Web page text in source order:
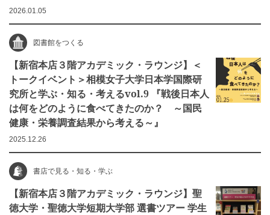
2026.01.05
図書館をつくる
【新宿本店３階アカデミック・ラウンジ】＜
トークイベント＞相模女子大学日本学国際研
究所と学ぶ・知る・考えるvol.9 『戦後日本人
は何をどのように食べてきたのか？ ～国民
健康・栄養調査結果から考える～』
2025.12.26
書店で見る・知る・学ぶ
【新宿本店３階アカデミック・ラウンジ】聖
徳大学・聖徳大学短期大学部 選書ツアー 学生